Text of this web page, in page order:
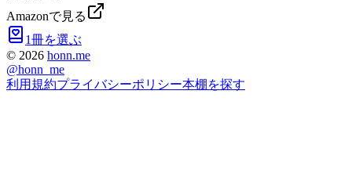
Amazonで見る
1冊を選ぶ
© 2026 honn.me
@honn_me
利用規約プライバシーポリシー本棚を探す